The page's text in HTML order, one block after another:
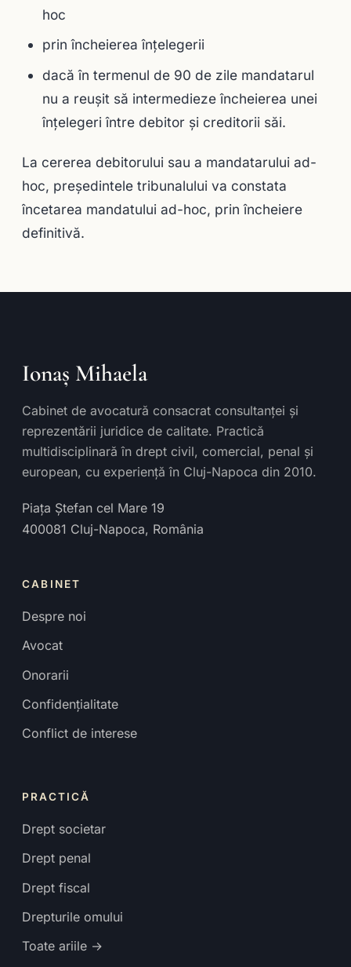
hoc
prin încheierea înţelegerii
dacă în termenul de 90 de zile mandatarul
nu a reuşit să intermedieze încheierea unei
înţelegeri între debitor şi creditorii săi.
La cererea debitorului sau a mandatarului ad-
hoc, preşedintele tribunalului va constata
încetarea mandatului ad-hoc, prin încheiere
definitivă.
Ionaș Mihaela
Cabinet de avocatură consacrat consultanței și
reprezentării juridice de calitate. Practică
multidisciplinară în drept civil, comercial, penal și
european, cu experiență în Cluj-Napoca din 2010.
Piața Ștefan cel Mare 19
400081 Cluj-Napoca, România
CABINET
Despre noi
Avocat
Onorarii
Confidențialitate
Conflict de interese
PRACTICĂ
Drept societar
Drept penal
Drept fiscal
Drepturile omului
Toate ariile →